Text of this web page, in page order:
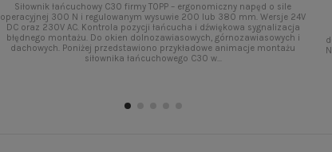
Siłownik łańcuchowy C30 firmy TOPP – ergonomiczny napęd o sile
operacyjnej 300 N i regulowanym wysuwie 200 lub 380 mm. Wersje 24V
DC oraz 230V AC. Kontrola pozycji łańcucha i dźwiękowa sygnalizacja
błędnego montażu. Do okien dolnozawiasowych, górnozawiasowych i
dachowych. Poniżej przedstawiono przykładowe animacje montażu
siłownika łańcuchowego C30 w...